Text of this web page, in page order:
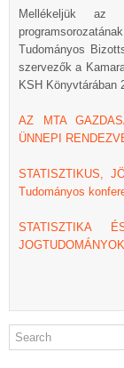
Mellékeljük
Tudományos
szervezők a
KSH Könyvtárában
AZ MTA
ÜNNEPI
STATISZTIKUS,
Tudományos
STATISZTIKA